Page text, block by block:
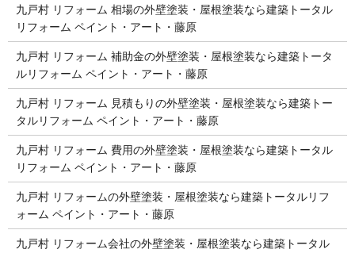
九戸村 リフォーム 相場の外壁塗装・屋根塗装なら建築トータル
リフォーム ペイント・アート・藤原
九戸村 リフォーム 補助金の外壁塗装・屋根塗装なら建築トータ
ルリフォーム ペイント・アート・藤原
九戸村 リフォーム 見積もりの外壁塗装・屋根塗装なら建築トー
タルリフォーム ペイント・アート・藤原
九戸村 リフォーム 費用の外壁塗装・屋根塗装なら建築トータル
リフォーム ペイント・アート・藤原
九戸村 リフォームの外壁塗装・屋根塗装なら建築トータルリフ
ォーム ペイント・アート・藤原
九戸村 リフォーム会社の外壁塗装・屋根塗装なら建築トータル